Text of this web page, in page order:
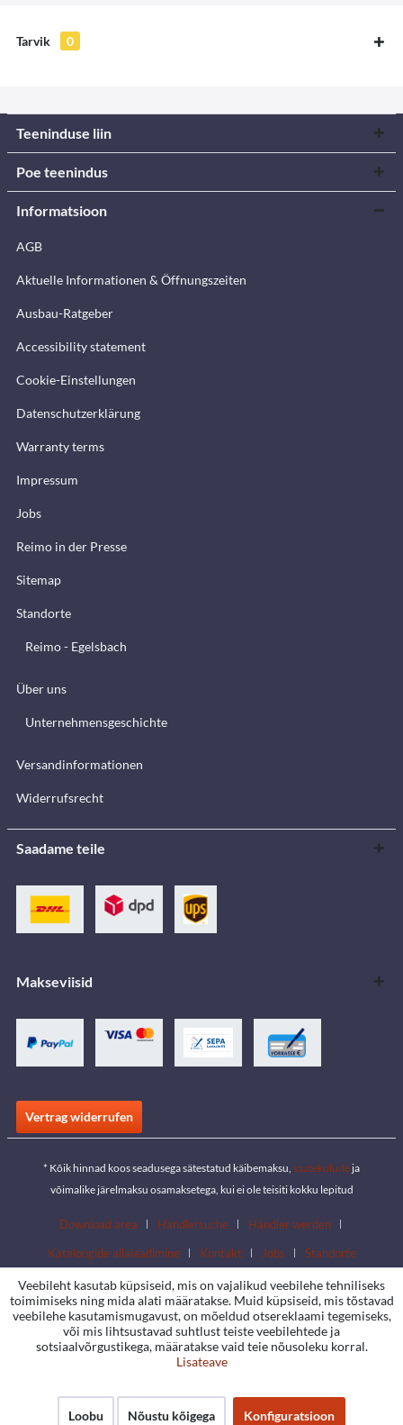
Tarvik 0
Teeninduse liin
Poe teenindus
Informatsioon
AGB
Aktuelle Informationen & Öffnungszeiten
Ausbau-Ratgeber
Accessibility statement
Cookie-Einstellungen
Datenschutzerklärung
Warranty terms
Impressum
Jobs
Reimo in der Presse
Sitemap
Standorte
Reimo - Egelsbach
Über uns
Unternehmensgeschichte
Versandinformationen
Widerrufsrecht
Saadame teile
Makseviisid
Vertrag widerrufen
* Kõik hinnad koos seadusega sätestatud käibemaksu, saatekulude ja
võimalike järelmaksu osamaksetega, kui ei ole teisiti kokku lepitud
Download area Händlersuche
Händler werden
Kataloogide allalaadimine
Kontakt Jobs Standorte
Veebileht kasutab küpsiseid, mis on vajalikud veebilehe tehniliseks
toimimiseks ning mida alati määratakse. Muid küpsiseid, mis tõstavad
veebilehe kasutamismugavust, on mõeldud otsereklaami tegemiseks,
või mis lihtsustavad suhtlust teiste veebilehtede ja
sotsiaalvõrgustikega, määratakse vaid teie nõusoleku korral.
Lisateave
Loobu Nõustu kõigega Konfiguratsioon